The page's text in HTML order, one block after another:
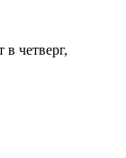
четверг,